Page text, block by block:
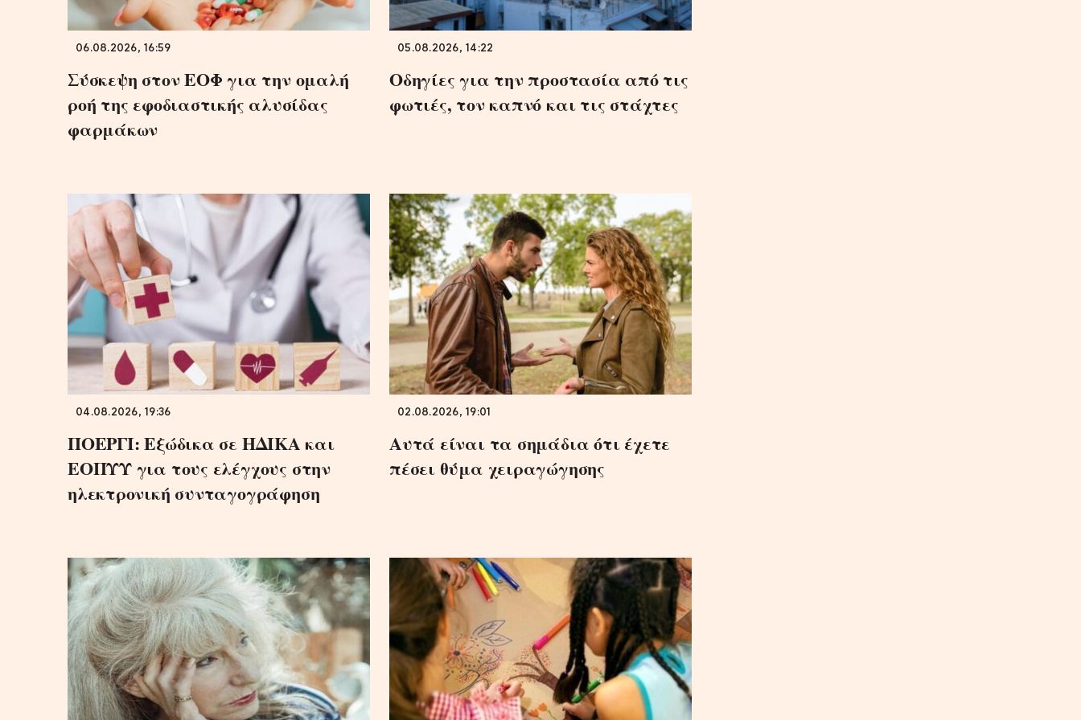
06.08.2026, 16:59
Σύσκεψη στον ΕΟΦ για την ομαλή
ροή της εφοδιαστικής αλυσίδας
φαρμάκων
05.08.2026, 14:22
Οδηγίες για την προστασία από τις
φωτιές, τον καπνό και τις στάχτες
04.08.2026, 19:36
ΠΟΕΡΓΙ: Εξώδικα σε ΗΔΙΚΑ και
ΕΟΠΥΥ για τους ελέγχους στην
ηλεκτρονική συνταγογράφηση
02.08.2026, 19:01
Αυτά είναι τα σημάδια ότι έχετε
πέσει θύμα χειραγώγησης